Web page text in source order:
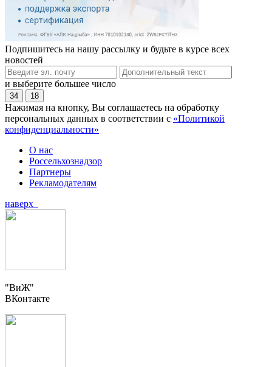
Подпишитесь на нашу рассылку и будьте в курсе всех
новостей
и выберите большее число
34 18
Нажимая на кнопку, Вы соглашаетесь на обработку
персональных данных в соответствии с «Политикой
конфиденциальности»
О нас
Россельхознадзор
Партнеры
Рекламодателям
наверх
"ВиЖ"
ВКонтакте